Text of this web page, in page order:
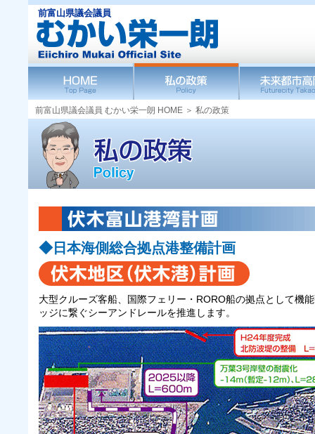
前富山県議会議員
前富山県議会議員 むかい栄一朗 HOME ＞ 私の政策
◆日本海側総合拠点港整備計画
大型クルーズ客船、国際フェリー・RORO船の拠点として機
ッジに繋ぐシーアンドレールを推進します。